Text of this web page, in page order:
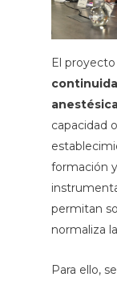
El
capacidad
formación
permitan
normaliza
Para ello,